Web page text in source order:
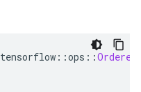
tensorflow ::ops ::